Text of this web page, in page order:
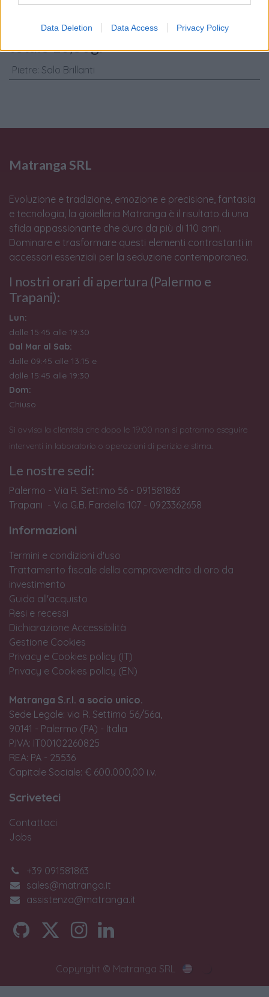
Data Deletion Data Access Privacy Policy
Caratteristiche: Orecchini cerchi -
Brillanti 0,32ct. G-VS1, oro 18kt. peso
totale 10,30gr
Pietre: Solo Brillanti
Matranga SRL
Evoluzione e tradizione, emozione e precisione, fantasia
e tecnologia, la gioielleria Matranga è il risultato di una
sfida appassionante che dura da più di 110 anni.
Dominare e trasformare questi elementi contrastanti in
accessori essenziali per la seduzione contemporanea.
I nostri orari di apertura (Palermo e
Trapani):
Lun:
dalle 15:45 alle 19:30
Dal Mar al Sab:
dalle 09:45 alle 13:15 e
dalle 15:45 alle 19:30
Dom:
Chiuso
Si avvisa la clientela che dopo le 19:00 non si potranno eseguire
interventi in laboratorio o operazioni di perizia e stima.
Le nostre sedi:
Palermo - Via R. Settimo 56 - 091581863
Trapani - Via G.B. Fardella 107 - 0923362658
Informazioni
Termini e condizioni d'uso
Trattamento fiscale della compravendita di oro da
investimento
Guida all'acquisto
Resi e recessi
Dichiarazione Accessibilità
Gestione Cookies
Privacy e Cookies policy (IT)
Privacy e Cookies policy (EN)
Matranga S.r.l. a socio unico.
Sede Legale: via R. Settimo 56/56a,
90141 - Palermo (PA) - Italia
P.IVA: IT00102260825
REA: PA - 25536
Capitale Sociale: € 600.000,00 i.v.
Scriveteci
Contattaci
Jobs
+39 091581863
sales@matranga.it
assistenza@matranga.it
Copyright © Matranga SRL